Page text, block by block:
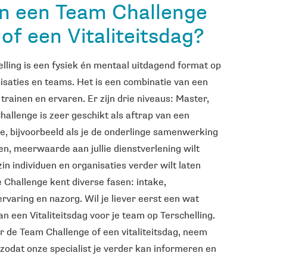
een Team Challenge
een Vitaliteitsdag?
is een fysiek én mentaal uitdagend format op
en teams. Het is een combinatie van een
en ervaren. Er zijn drie niveaus: Master,
is zeer geschikt als aftrap van een
bijvoorbeeld als je de onderlinge samenwerking
meerwaarde aan jullie dienstverlening wilt
individuen en organisaties verder wilt laten
kent diverse fasen: intake,
en nazorg. Wil je liever eerst een wat
een Vitaliteitsdag voor je team op Terschelling.
de Team Challenge of een vitaliteitsdag, neem
onze specialist je verder kan informeren en